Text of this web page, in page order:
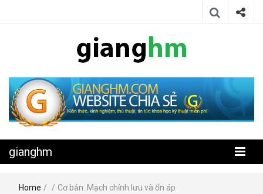
gianghm
kỹ thuật miễn phí
gianghm
Home / / Cơ bản: Mạch chỉnh lưu và ổn áp